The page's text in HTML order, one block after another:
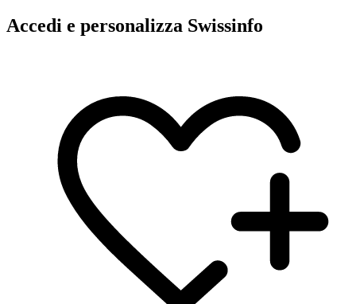
Accedi e personalizza Swissinfo